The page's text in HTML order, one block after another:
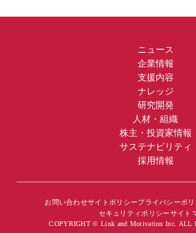
ニュース
企業情報
支援内容
ナレッジ
研究開発
人材・組織
株主・投資家情報
サステナビリティ
採用情報
お問い合わせサイトポリシープライバシーポリ
セキュリティポリシーサイト
COPYRIGHT © Link and Motivation Inc. ALL